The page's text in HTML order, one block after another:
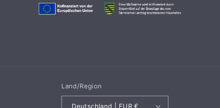
Land/Region
Deutschland | EUR €